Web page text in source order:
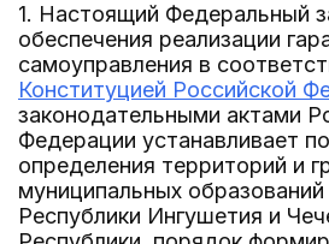
1. Настоящий Федеральный
обеспечения реализации
самоуправления в
Конституцией Российской
законодательными актами
Федерации устанавливает
определения территорий и
муниципальных
Республики Ингушетия и